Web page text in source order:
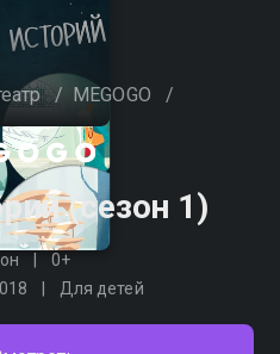
/ MEGOGO /
(сезон 1)
0+
Для детей